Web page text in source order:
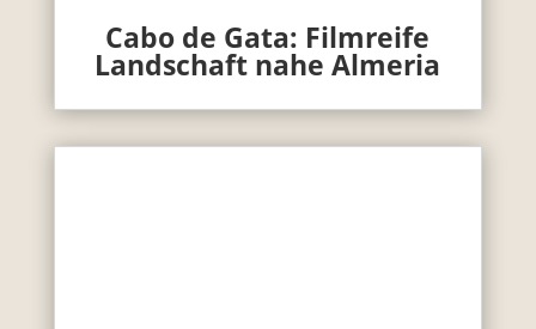
Cabo de Gata: Filmreife
Landschaft nahe Almeria